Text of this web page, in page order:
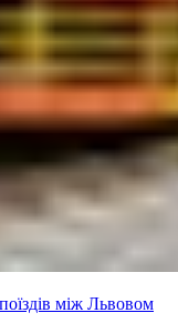
між Львовом